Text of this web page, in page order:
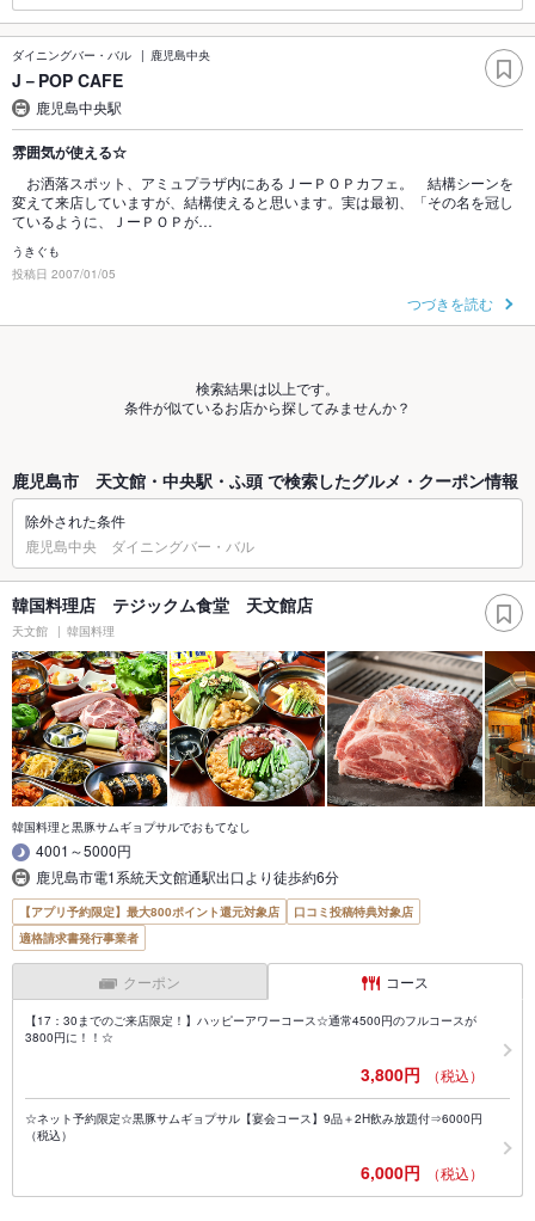
ダイニングバー・バル 鹿児島中央
J－POP CAFE
鹿児島中央駅
雰囲気が使える☆
お洒落スポット、アミュプラザ内にあるＪーＰＯＰカフェ。 結構シーンを
変えて来店していますが、結構使えると思います。実は最初、「その名を冠し
ているように、ＪーＰＯＰが…
うきぐも
投稿日 2007/01/05
つづきを読む
検索結果は以上です。
条件が似ているお店から探してみませんか？
鹿児島市 天文館・中央駅・ふ頭 で検索したグルメ・クーポン情報
除外された条件
鹿児島中央 ダイニングバー・バル
韓国料理店 テジックム食堂 天文館店
天文館 韓国料理
韓国料理と黒豚サムギョプサルでおもてなし
4001～5000円
鹿児島市電1系統天文館通駅出口より徒歩約6分
【アプリ予約限定】最大800ポイント還元対象店
口コミ投稿特典対象店
適格請求書発行事業者
クーポン コース
【17：30までのご来店限定！】ハッピーアワーコース☆通常4500円のフルコースが
3800円に！！☆
3,800円 （税込）
☆ネット予約限定☆黒豚サムギョプサル【宴会コース】9品＋2H飲み放題付⇒6000円
（税込）
6,000円 （税込）